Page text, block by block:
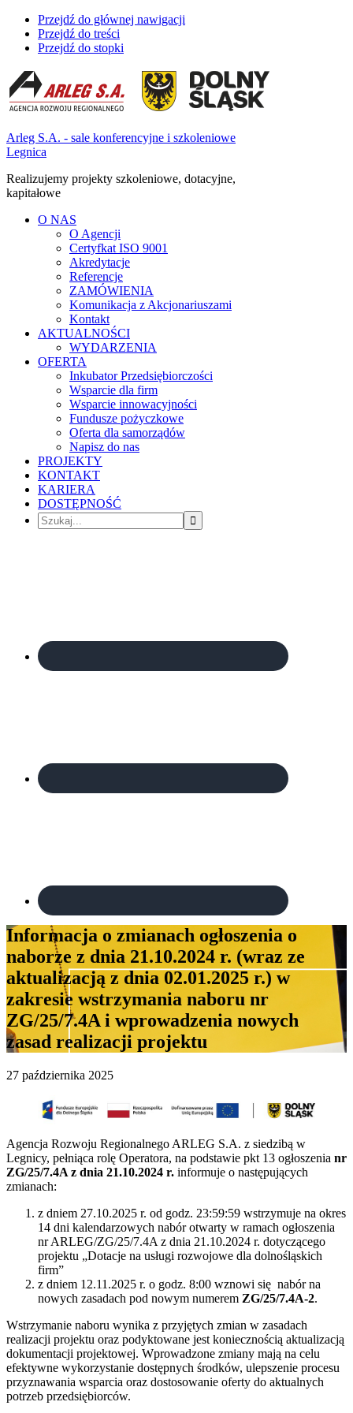
Przejdź do głównej nawigacji
Przejdź do treści
Przejdź do stopki
Arleg S.A. - sale konferencyjne i szkoleniowe
Legnica
Realizujemy projekty szkoleniowe, dotacyjne,
kapitałowe
O NAS
O Agencji
Certyfkat ISO 9001
Akredytacje
Referencje
ZAMÓWIENIA
Komunikacja z Akcjonariuszami
Kontakt
AKTUALNOŚCI
WYDARZENIA
OFERTA
Inkubator Przedsiębiorczości
Wsparcie dla firm
Wsparcie innowacyjności
Fundusze pożyczkowe
Oferta dla samorządów
Napisz do nas
PROJEKTY
KONTAKT
KARIERA
DOSTĘPNOŚĆ
Szukaj...
Informacja o zmianach ogłoszenia o
naborze z dnia 21.10.2024 r. (wraz ze
aktualizacją z dnia 02.01.2025 r.) w
zakresie wstrzymania naboru nr
ZG/25/7.4A i wprowadzenia nowych
zasad realizacji projektu
27 października 2025
Agencja Rozwoju Regionalnego ARLEG S.A. z siedzibą w
Legnicy, pełniąca rolę Operatora, na podstawie pkt 13 ogłoszenia nr
ZG/25/7.4A z dnia 21.10.2024 r. informuje o następujących
zmianach:
z dniem 27.10.2025 r. od godz. 23:59:59 wstrzymuje na okres
14 dni kalendarzowych nabór otwarty w ramach ogłoszenia
nr ARLEG/ZG/25/7.4A z dnia 21.10.2024 r. dotyczącego
projektu „Dotacje na usługi rozwojowe dla dolnośląskich
firm”
z dniem 12.11.2025 r. o godz. 8:00 wznowi się nabór na
nowych zasadach pod nowym numerem ZG/25/7.4A-2.
Wstrzymanie naboru wynika z przyjętych zmian w zasadach
realizacji projektu oraz podyktowane jest koniecznością aktualizacją
dokumentacji projektowej. Wprowadzone zmiany mają na celu
efektywne wykorzystanie dostępnych środków, ulepszenie procesu
przyznawania wsparcia oraz dostosowanie oferty do aktualnych
potrzeb przedsiębiorców.